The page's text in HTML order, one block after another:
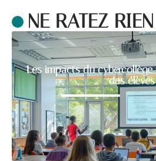
NE RATEZ
Les impacts du cybercollège
des élèves